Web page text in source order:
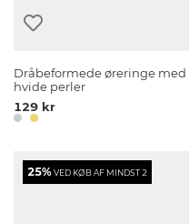
Dråbeformede øreringe med
hvide perler
129 kr
25%VED KØB AF MINDST 2